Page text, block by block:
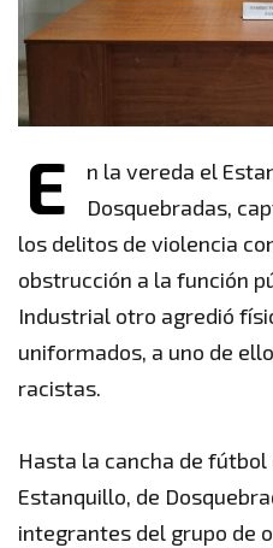
E
n la vereda el
Dosquebradas,
los delitos de violencia
obstrucción a la función
Industrial otro agredió
uniformados, a uno de
racistas.
Hasta la cancha de fútbol
Estanquillo, de
integrantes del grupo de